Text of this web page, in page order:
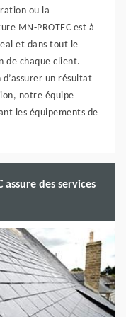
ou la
MN-PROTEC est à
et dans tout le
de chaque client.
un résultat
notre équipe
les équipements de
assure des services